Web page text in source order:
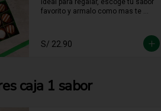
ideal para regalar, escoge tu sabor
favorito y armalo como mas te
S/ 22.90
caja 1 sabor